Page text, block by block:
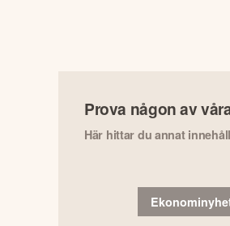
Prova någon av
Här hittar du annat